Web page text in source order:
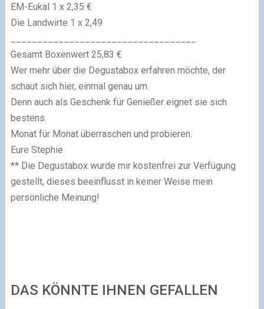
EM-Eukal 1 x 2,35 €
Die Landwirte 1 x 2,49
Gesamt Boxenwert 25,83 €
Wer mehr über die Degustabox erfahren möchte, der
schaut sich hier, einmal genau um.
Denn auch als Geschenk für Genießer eignet sie sich
bestens.
Monat für Monat überraschen und probieren.
Eure Stephie
** Die Degustabox wurde mir kostenfrei zur Verfügung
gestellt, dieses beeinflusst in keiner Weise mein
persönliche Meinung!
DAS KÖNNTE IHNEN GEFALLEN